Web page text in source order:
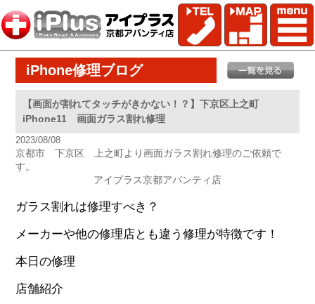
iPhone修理ブログ
【画面が割れてタッチがきかない！？】下京区上之町
iPhone11 画面ガラス割れ修理
2023/08/08
京都市 下京区 上之町より画面ガラス割れ修理のご依頼で
す。
アイプラス京都アバンティ店
ガラス割れは修理すべき？
メーカーや他の修理店とも違う修理が特徴です！
本日の修理
店舗紹介